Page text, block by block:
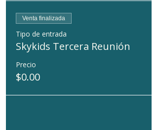
Venta finalizada
Tipo de entrada
Skykids Tercera Reunión
Precio
$0.00